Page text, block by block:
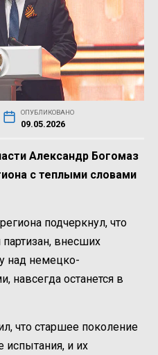
ОПУБЛИКОВАНО
09.05.2026
Александр Богомаз
с теплыми словами
подчеркнул, что
партизан, внесших
над немецко-
навсегда останется в
что старшее поколение
и их